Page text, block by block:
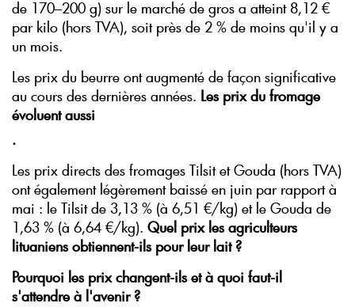
de 170–200 g) sur le marché de gros a atteint 8,12 €
par kilo (hors TVA), soit près de 2 % de moins qu'il y a
un mois.
Les prix du beurre ont augmenté de façon significative
au cours des dernières années. Les prix du fromage
évoluent aussi
.
Les prix directs des fromages Tilsit et Gouda (hors TVA)
ont également légèrement baissé en juin par rapport à
mai : le Tilsit de 3,13 % (à 6,51 €/kg) et le Gouda de
1,63 % (à 6,64 €/kg). Quel prix les agriculteurs
lituaniens obtiennent-ils pour leur lait ?
Pourquoi les prix changent-ils et à quoi faut-il
s'attendre à l'avenir ?